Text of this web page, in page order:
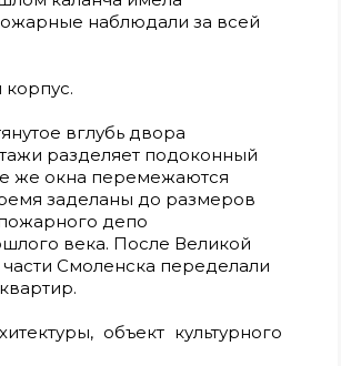
наблюдали за всей
вглубь двора
разделяет подоконный
же окна перемежаются
заделаны до размеров
депо
века. После Великой
Смоленска переделали
объект культурного